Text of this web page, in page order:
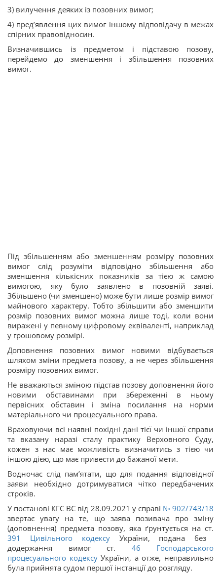
3) вилучення деяких із позовних вимог;
4) пред’явлення цих вимог іншому відповідачу в межах
спірних правовідносин.
Визначившись із предметом і підставою позову,
перейдемо до зменшення і збільшення позовних
вимог.
Під збільшенням або зменшенням розміру позовних
вимог слід розуміти відповідно збільшення або
зменшення кількісних показників за тією ж самою
вимогою, яку було заявлено в позовній заяві.
Збільшено (чи зменшено) може бути лише розмір вимог
майнового характеру. Тобто збільшити або зменшити
розмір позовних вимог можна лише тоді, коли вони
виражені у певному цифровому еквіваленті, наприклад
у грошовому розмірі.
Доповнення позовних вимог новими відбувається
шляхом зміни предмета позову, а не через збільшення
розміру позовних вимог.
Не вважаються зміною підстав позову доповнення його
новими обставинами при збереженні в ньому
первісних обставин і зміна посилання на норми
матеріального чи процесуального права.
Враховуючи всі наявні похідні дані тієї чи іншої справи
та вказану наразі сталу практику Верховного Суду,
кожен з нас має можливість визначитись з тією чи
іншою дією, що має привести до бажаної мети.
Водночас слід пам’ятати, що для подання відповідної
заяви необхідно дотримуватися чітко передбачених
строків.
У постанові КГС ВС від 28.09.2021 у справі № 902/743/18
звертає увагу на те, що заява позивача про зміну
(доповнення) предмета позову, яка ґрунтується на ст.
391 Цивільного кодексуУкраїни, подана без
додержання вимог ст. 46 Господарського
процесуального кодексуУкраїни, а отже, неправильно
була прийнята судом першої інстанції до розгляду.